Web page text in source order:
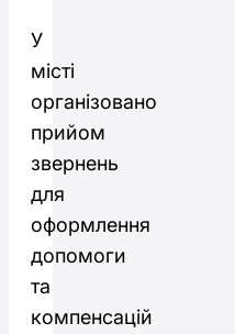
У
місті
організовано
прийом
звернень
для
оформлення
допомоги
та
компенсацій